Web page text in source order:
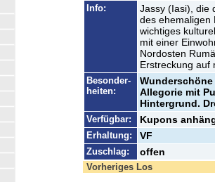
Info:
Jassy (Iasi), die
des ehemaligen
wichtiges
mit einer
Nordosten
Erstreckung auf
Besonder-
heiten:
Allegorie mit
Hintergrund.
Verfügbar: Kupons
Erhaltung: VF
Zuschlag: offen
Vorheriges Los